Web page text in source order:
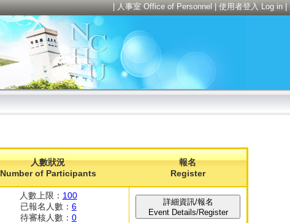
|人事室 Office of Personnel|使用者登入 Log in|
人數狀況
Number of Participants
報名
Register
人數上限： 100
已報名人數： 6
待審核人數： 0
詳細資訊/報名
Event Details/Register